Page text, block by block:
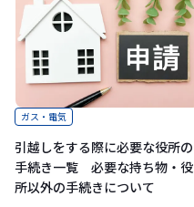
ガス・電気
引越しをする際に必要な役所の
手続き一覧 必要な持ち物・役
所以外の手続きについて